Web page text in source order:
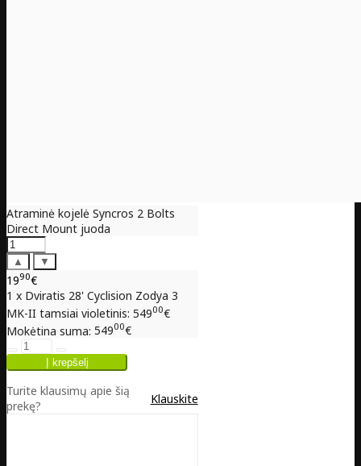
Atraminė kojelė Syncros 2 Bolts
Direct Mount juoda
▲ ▼
1990€
1 x Dviratis 28' Cyclision Zodya 3
MK-II tamsiai violetinis: 54900€
Mokėtina suma: 54900€
Turite klausimų apie šią
prekę?
Klauskite